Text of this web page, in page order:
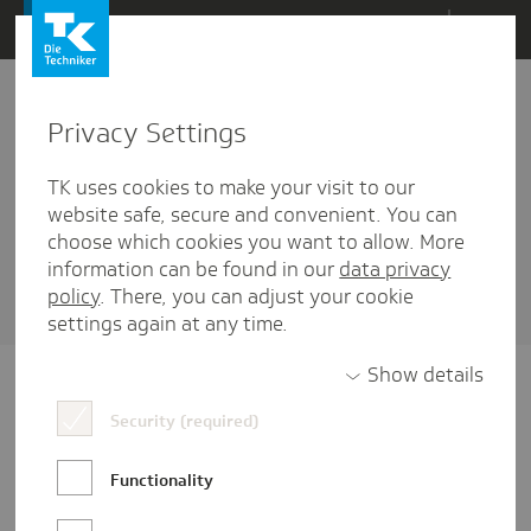
Direkt
Inhalt
Verantwortung
3 Artikel diesem Schlagwort zugehörig
Sortieren nach DatumoderBeliebtheit
Privacy Settings
TK uses cookies to make your visit to our
website safe, secure and convenient. You can
choose which cookies you want to allow. More
information can be found in our data privacy
policy. There, you can adjust your cookie
settings again at any time.
Show details
Security (required)
Functionality